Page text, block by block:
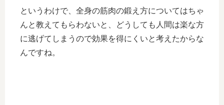
というわけで、全身の筋肉の鍛え方についてはちゃ
んと教えてもらわないと、どうしても人間は楽な方
に逃げてしまうので効果を得にくいと考えたからな
んですね。